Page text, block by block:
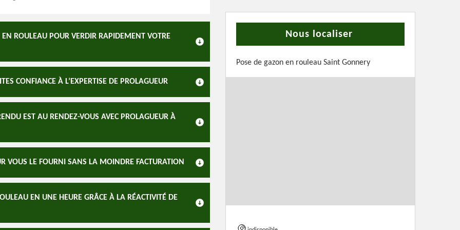
ROULEAU POUR VERDIR RAPIDEMENT VOTRE
CONFIANCE À L’EXPERTISE DE PROLAGUEUR
EST AU RENDEZ-VOUS AVEC PROLAGUEUR À
VOUS LE FOURNI SANS LA MOINDRE FACTURATION
EN UNE HEURE GRÂCE À LA RÉACTIVITÉ DE
Nous localiser
Pose de gazon en rouleau Saint Gonnery